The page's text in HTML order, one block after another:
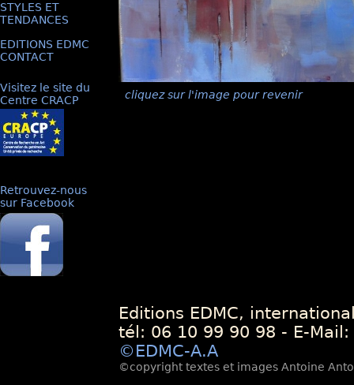
STYLES ET
TENDANCES
EDITIONS EDMC
CONTACT
Visitez le site du
Centre CRACP
Retrouvez-nous
sur Facebook
cliquez sur l'image pour revenir
Editions EDMC,
tél: 06 10 99 90 98 - E-Mail:
©EDMC-A.A
©copyright textes et images Antoine